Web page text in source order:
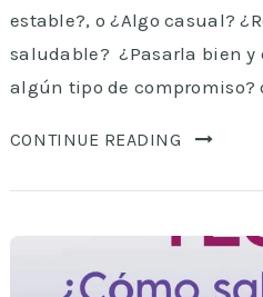
estable?, o ¿Algo casual?
saludable? ¿Pasarla bien y
algún tipo de compromiso?
CONTINUE READING